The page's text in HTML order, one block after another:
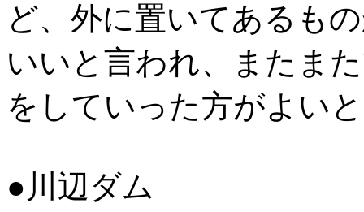
ど、外に置いてあるも
いいと言われ、またま
をしていった方がよい
●川辺ダム